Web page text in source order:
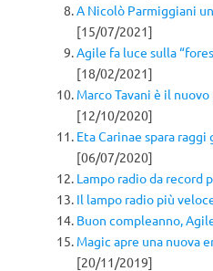
A Nicolò Parmiggiani
[15/07/2021]
Agile fa luce sulla
[18/02/2021]
Marco Tavani è il
[12/10/2020]
Eta Carinae spara raggi
[06/07/2020]
Lampo radio da record
Il lampo radio più
Buon compleanno,
Magic apre una nuova
[20/11/2019]